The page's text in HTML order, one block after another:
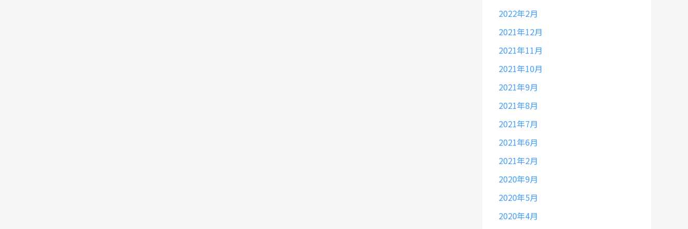
2022年2月
2021年12月
2021年11月
2021年10月
2021年9月
2021年8月
2021年7月
2021年6月
2021年2月
2020年9月
2020年5月
2020年4月